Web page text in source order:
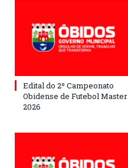
Edital do 2º Campeonato
Obidense de Futebol Master
2026